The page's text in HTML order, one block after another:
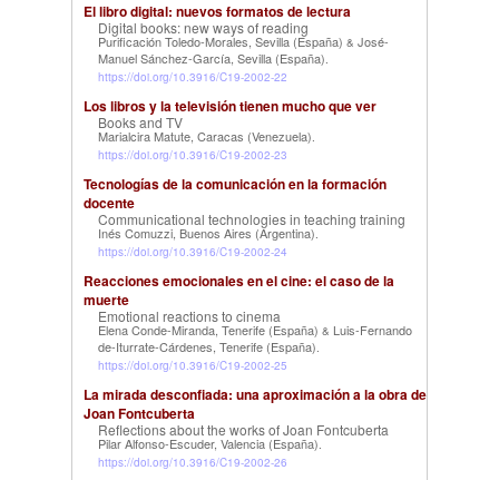
El libro digital: nuevos formatos de lectura
Digital books: new ways of reading
Purificación Toledo-Morales, Sevilla (España) & José-
Manuel Sánchez-García, Sevilla (España).
https://doi.org/10.3916/C19-2002-22
Los libros y la televisión tienen mucho que ver
Books and TV
Marialcira Matute, Caracas (Venezuela).
https://doi.org/10.3916/C19-2002-23
Tecnologías de la comunicación en la formación
docente
Communicational technologies in teaching training
Inés Comuzzi, Buenos Aires (Argentina).
https://doi.org/10.3916/C19-2002-24
Reacciones emocionales en el cine: el caso de la
muerte
Emotional reactions to cinema
Elena Conde-Miranda, Tenerife (España) & Luis-Fernando
de-Iturrate-Cárdenes, Tenerife (España).
https://doi.org/10.3916/C19-2002-25
La mirada desconfiada: una aproximación a la obra de
Joan Fontcuberta
Reflections about the works of Joan Fontcuberta
Pilar Alfonso-Escuder, Valencia (España).
https://doi.org/10.3916/C19-2002-26